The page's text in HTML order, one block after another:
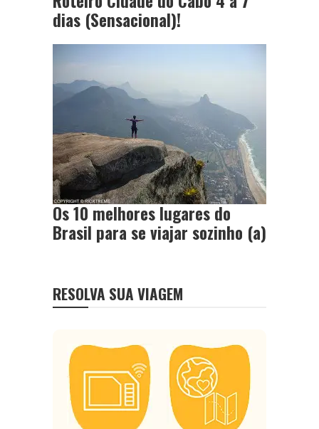
dias (Sensacional)!
Os 10 melhores lugares do
Brasil para se viajar sozinho (a)
RESOLVA SUA VIAGEM